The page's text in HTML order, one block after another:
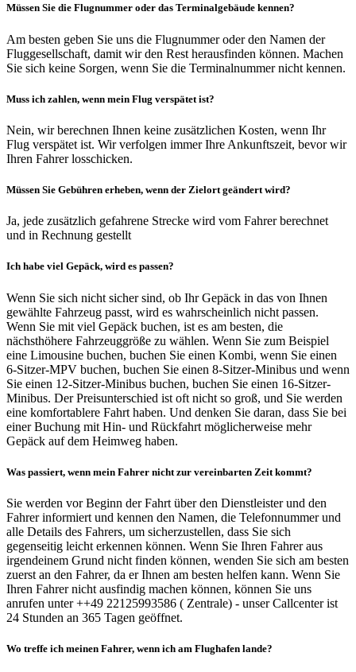
Müssen Sie die Flugnummer oder das Terminalgebäude kennen?
Am besten geben Sie uns die Flugnummer oder den Namen der
Fluggesellschaft, damit wir den Rest herausfinden können. Machen
Sie sich keine Sorgen, wenn Sie die Terminalnummer nicht kennen.
Muss ich zahlen, wenn mein Flug verspätet ist?
Nein, wir berechnen Ihnen keine zusätzlichen Kosten, wenn Ihr
Flug verspätet ist. Wir verfolgen immer Ihre Ankunftszeit, bevor wir
Ihren Fahrer losschicken.
Müssen Sie Gebühren erheben, wenn der Zielort geändert wird?
Ja, jede zusätzlich gefahrene Strecke wird vom Fahrer berechnet
und in Rechnung gestellt
Ich habe viel Gepäck, wird es passen?
Wenn Sie sich nicht sicher sind, ob Ihr Gepäck in das von Ihnen
gewählte Fahrzeug passt, wird es wahrscheinlich nicht passen.
Wenn Sie mit viel Gepäck buchen, ist es am besten, die
nächsthöhere Fahrzeuggröße zu wählen. Wenn Sie zum Beispiel
eine Limousine buchen, buchen Sie einen Kombi, wenn Sie einen
6-Sitzer-MPV buchen, buchen Sie einen 8-Sitzer-Minibus und wenn
Sie einen 12-Sitzer-Minibus buchen, buchen Sie einen 16-Sitzer-
Minibus. Der Preisunterschied ist oft nicht so groß, und Sie werden
eine komfortablere Fahrt haben. Und denken Sie daran, dass Sie bei
einer Buchung mit Hin- und Rückfahrt möglicherweise mehr
Gepäck auf dem Heimweg haben.
Was passiert, wenn mein Fahrer nicht zur vereinbarten Zeit kommt?
Sie werden vor Beginn der Fahrt über den Dienstleister und den
Fahrer informiert und kennen den Namen, die Telefonnummer und
alle Details des Fahrers, um sicherzustellen, dass Sie sich
gegenseitig leicht erkennen können. Wenn Sie Ihren Fahrer aus
irgendeinem Grund nicht finden können, wenden Sie sich am besten
zuerst an den Fahrer, da er Ihnen am besten helfen kann. Wenn Sie
Ihren Fahrer nicht ausfindig machen können, können Sie uns
anrufen unter ++49 22125993586 ( Zentrale) - unser Callcenter ist
24 Stunden an 365 Tagen geöffnet.
Wo treffe ich meinen Fahrer, wenn ich am Flughafen lande?